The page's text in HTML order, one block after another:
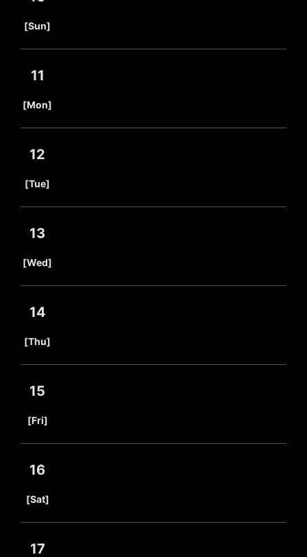
[Sun]
11
[Mon]
12
[Tue]
13
[Wed]
14
[Thu]
15
[Fri]
16
[Sat]
17